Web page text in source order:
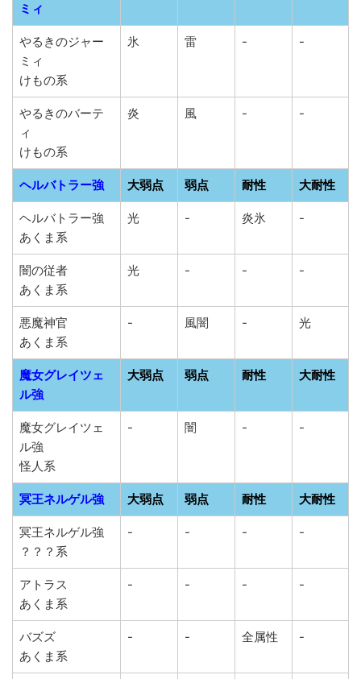
ミィ
やるきのジャー
ミィ
けもの系
氷 雷 - -
やるきのバーテ
ィ
けもの系
炎 風 - -
ヘルバトラー強 大弱点 弱点 耐性 大耐性
ヘルバトラー強
あくま系
光 - 炎氷 -
闇の従者
あくま系
光 - - -
悪魔神官
あくま系
- 風闇 - 光
魔女グレイツェ
ル強
大弱点 弱点 耐性 大耐性
魔女グレイツェ
ル強
怪人系
- 闇 - -
冥王ネルゲル強 大弱点 弱点 耐性 大耐性
冥王ネルゲル強
？？？系
- - - -
アトラス
あくま系
- - - -
バズズ
あくま系
- - 全属性 -